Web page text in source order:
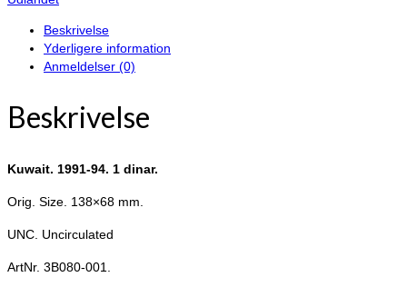
dinar.
antal
Beskrivelse
Yderligere information
Anmeldelser (0)
Beskrivelse
Kuwait. 1991-94. 1 dinar.
Orig. Size. 138×68 mm.
UNC. Uncirculated
ArtNr. 3B080-001.